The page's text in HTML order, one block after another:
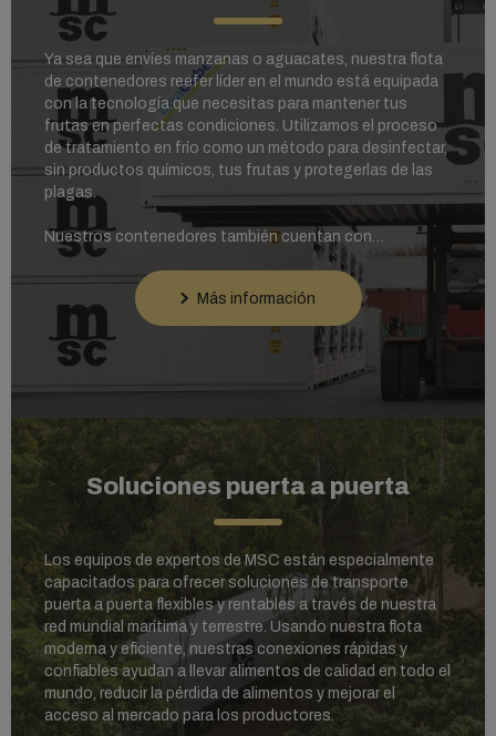
Ya sea que envíes manzanas o aguacates, nuestra flota
de contenedores reefer líder en el mundo está equipada
con la tecnología que necesitas para mantener tus
frutas en perfectas condiciones. Utilizamos el proceso
de tratamiento en frío como un método para desinfectar,
sin productos químicos, tus frutas y protegerlas de las
plagas.
Nuestros contenedores también cuentan con
tecnologías de atmósfera controlada (CA) para
prolongar la vida útil, incluidas StarCool® CA,
XtendFRESH®, Liventus®, Maxtend® y Purfresh®. Los
sensores y controles de humedad evitan el moho o la
deshidratación, mientras que los ajustes de ventilación
aseguran la circulación de aire fresco.
Más información
Soluciones puerta a puerta
Los equipos de expertos de MSC están especialmente
capacitados para ofrecer soluciones de transporte
puerta a puerta flexibles y rentables a través de nuestra
red mundial marítima y terrestre. Usando nuestra flota
moderna y eficiente, nuestras conexiones rápidas y
confiables ayudan a llevar alimentos de calidad en todo el
mundo, reducir la pérdida de alimentos y mejorar el
acceso al mercado para los productores.